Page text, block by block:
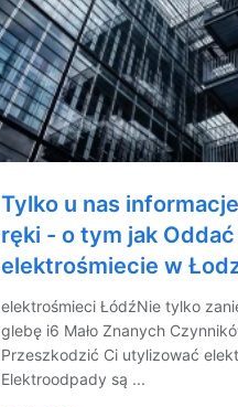
Tylko u nas
ręki - o tym jak Oddać
elektrośmiecie w
elektrośmieci ŁódźNie tylko
glebę i6 Mało Znanych
Przeszkodzić Ci utylizować
Elektroodpady są ...